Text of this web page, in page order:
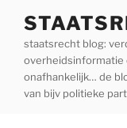
inhoud
staatsrecht blog:
overheidsinformatie
onafhankelijk… de
van bijv politieke